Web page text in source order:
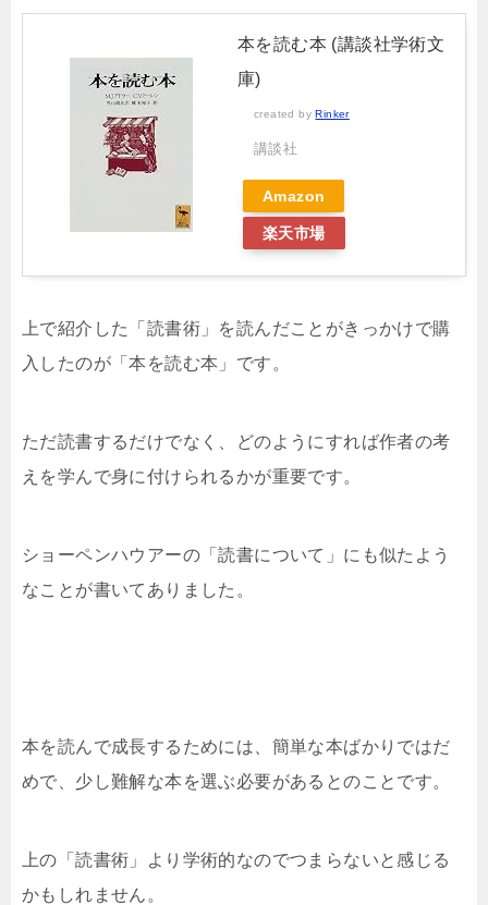
本を読む本 (講談社学術文
庫)
created byRinker
講談社
Amazon
楽天市場
上で紹介した「読書術」を読んだことがきっかけで購
入したのが「本を読む本」です。
ただ読書するだけでなく、どのようにすれば作者の考
えを学んで身に付けられるかが重要です。
ショーペンハウアーの「読書について」にも似たよう
なことが書いてありました。
本を読んで成長するためには、簡単な本ばかりではだ
めで、少し難解な本を選ぶ必要があるとのことです。
上の「読書術」より学術的なのでつまらないと感じる
かもしれません。